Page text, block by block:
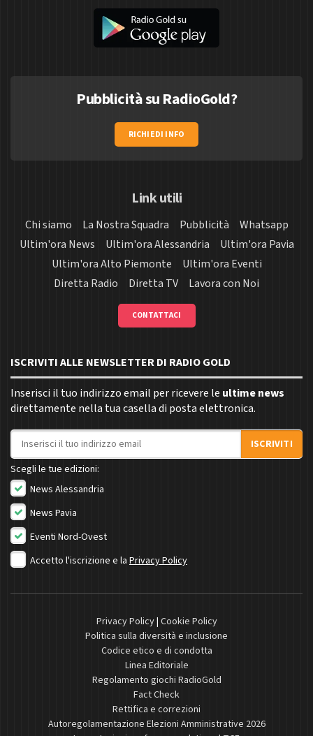
Pubblicità su RadioGold?
RICHIEDI INFO
Link utili
Chi siamo La Nostra Squadra Pubblicità
Whatsapp
Ultim'ora News
Ultim'ora Alessandria
Ultim'ora Pavia
Ultim'ora Alto Piemonte
Ultim'ora Eventi
Diretta Radio
Diretta TV Lavora con Noi
CONTATTACI
ISCRIVITI ALLE NEWSLETTER DI RADIO GOLD
Inserisci il tuo indirizzo email per ricevere le ultime news
direttamente nella tua casella di posta elettronica.
Indirizzo email
ISCRIVITI
Scegli le tue edizioni:
News Alessandria
News Pavia
Eventi Nord-Ovest
Accetto l'iscrizione e la Privacy Policy
Privacy Policy| Cookie Policy
Politica sulla diversità e inclusione
Codice etico e di condotta
Linea Editoriale
Regolamento giochi RadioGold
Fact Check
Rettifica e correzioni
Autoregolamentazione Elezioni Amministrative 2026